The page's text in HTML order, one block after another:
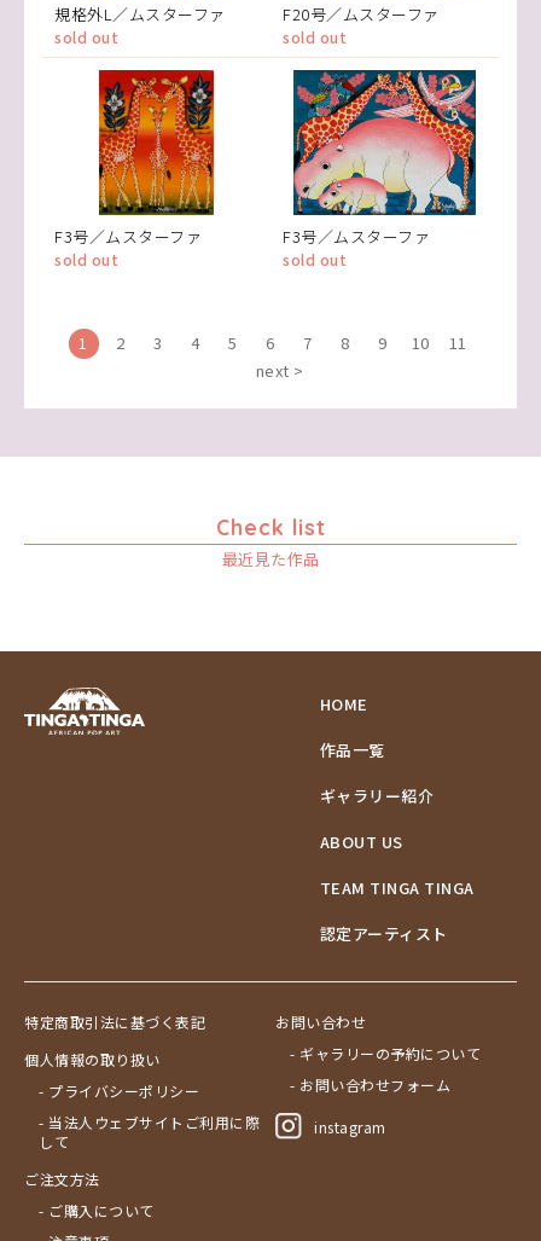
規格外L／ムスターファ
sold out
F20号／ムスターファ
sold out
F3号／ムスターファ
sold out
F3号／ムスターファ
sold out
1 2 3 4 5 6 7 8 9 10
11
next >
Check list
最近見た作品
HOME
作品一覧
ギャラリー紹介
ABOUT US
TEAM TINGA TINGA
認定アーティスト
特定商取引法に基づく表記
個人情報の取り扱い
- プライバシーポリシー
- 当法人ウェブサイトご利用に際
して
ご注文方法
- ご購入について
お問い合わせ
- ギャラリーの予約について
- お問い合わせフォーム
instagram